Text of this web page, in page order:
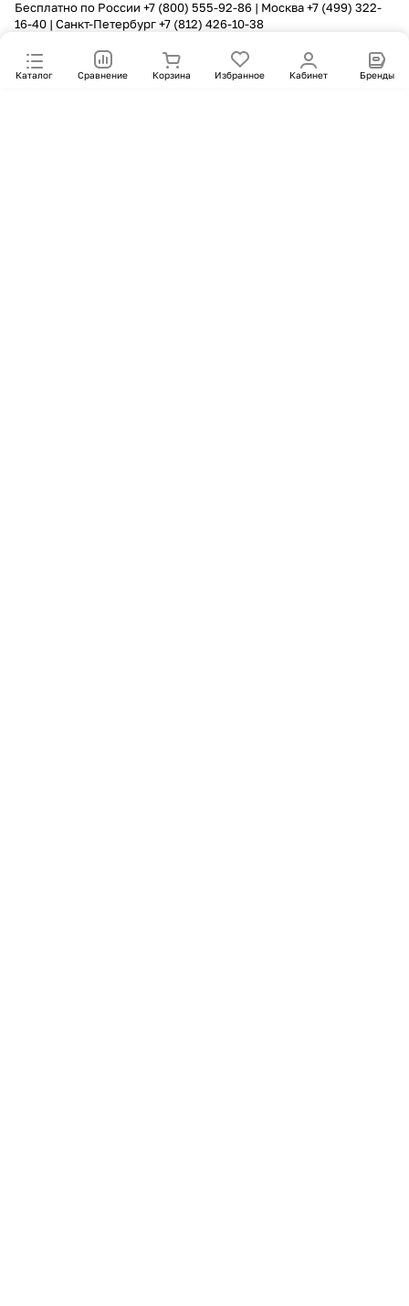
Каталог Сравнение Корзина Избранное Кабинет Бренды
Бесплатно по России +7 (800) 555-92-86 | Москва+7 (499) 322-
16-40 | Санкт-Петербург+7 (812) 426-10-38